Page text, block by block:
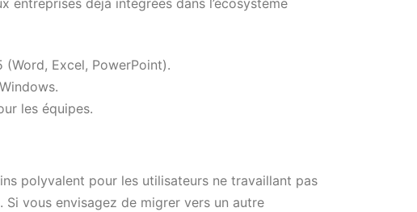
entreprises déjà intégrées dans l’écosystème
Excel, PowerPoint).
les équipes.
polyvalent pour les utilisateurs ne travaillant pas
vous envisagez de migrer vers un autre